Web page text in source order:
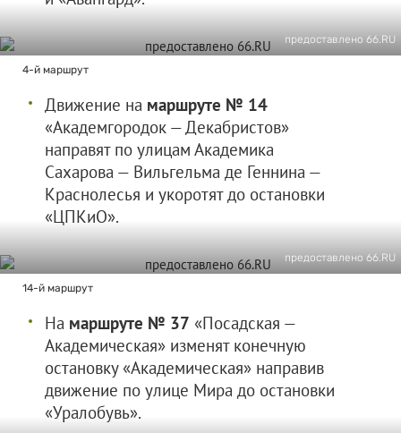
предоставлено 66.RU
4-й маршрут
Движение на маршруте № 14
«Академгородок — Декабристов»
направят по улицам Академика
Сахарова — Вильгельма де Геннина —
Краснолесья и укоротят до остановки
«ЦПКиО».
предоставлено 66.RU
14-й маршрут
На маршруте № 37 «Посадская —
Академическая» изменят конечную
остановку «Академическая» направив
движение по улице Мира до остановки
«Уралобувь».